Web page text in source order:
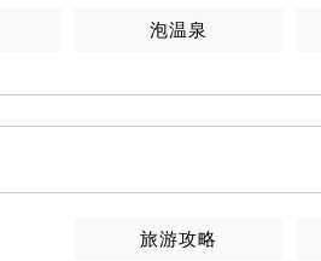
泡温泉
旅游攻略